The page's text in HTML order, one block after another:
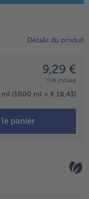
Détails du produit
9,29 €
TVA incluse
ml (1000 ml = € 18,43)
le panier